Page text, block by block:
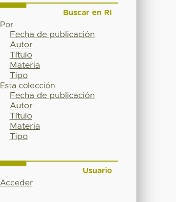
Buscar en RI
Por
Fecha de publicación
Autor
Título
Materia
Tipo
Esta colección
Fecha de publicación
Autor
Título
Materia
Tipo
Usuario
Acceder